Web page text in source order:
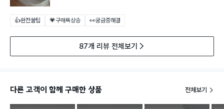
👍완전꿀팁 💗구매욕상승 👀궁금증해결
87개 리뷰 전체보기
다른 고객이 함께 구매한 상품 전체보기